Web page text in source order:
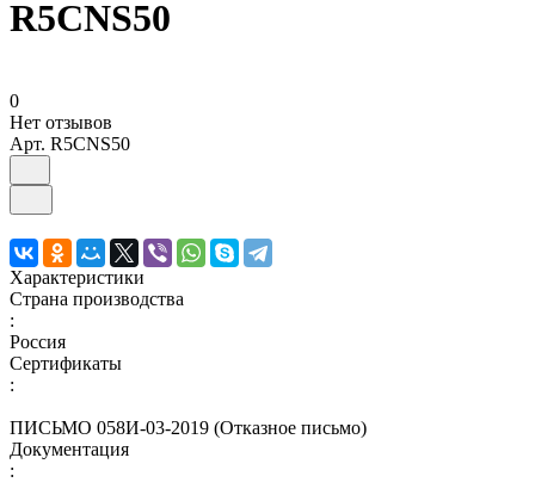
R5CNS50
0
Нет отзывов
Арт. R5CNS50
Характеристики
Страна производства
:
Россия
Сертификаты
:
ПИСЬМО 058И-03-2019 (Отказное письмо)
Документация
: